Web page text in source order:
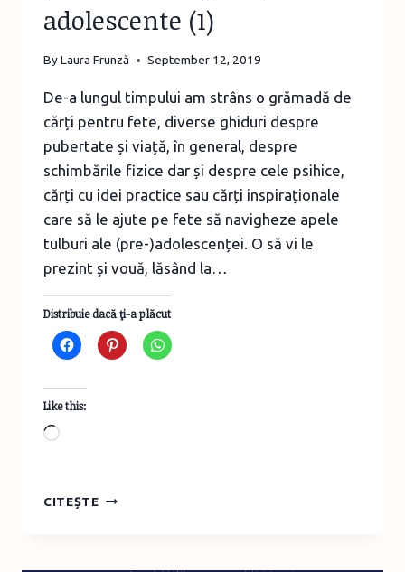
adolescente (1)
ByLaura Frunză September 12, 2019
De-a lungul timpului am strâns o grămadă de
cărți pentru fete, diverse ghiduri despre
pubertate și viață, în general, despre
schimbările fizice dar și despre cele psihice,
cărți cu idei practice sau cărți inspiraționale
care să le ajute pe fete să navigheze apele
tulburi ale (pre-)adolescenței. O să vi le
prezint și vouă, lăsând la…
Distribuie dacă ţi-a plăcut
Like this:
Loading…
CITEȘTECELE